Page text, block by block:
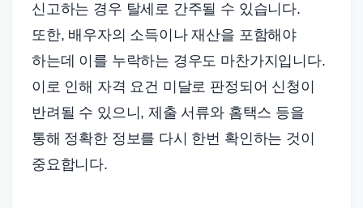
신고하는 경우 탈세로 간주될 수 있습니다.
또한, 배우자의 소득이나 재산을 포함해야
하는데 이를 누락하는 경우도 마찬가지입니다.
이로 인해 자격 요건 미달로 판정되어 신청이
반려될 수 있으니, 제출 서류와 홈택스 등을
통해 정확한 정보를 다시 한번 확인하는 것이
중요합니다.